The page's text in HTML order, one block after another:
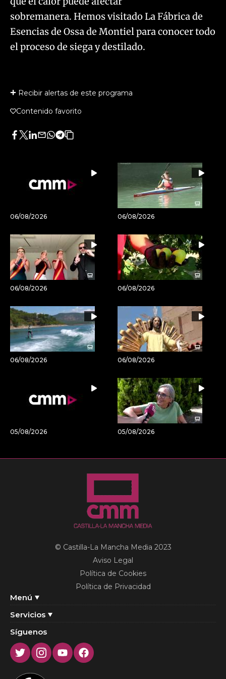
sobremanera. Hemos visitado La Fábrica de
Esencias de Ossa de Montiel para conocer todo
el proceso de siega y destilado.
Recibir alertas de este programa
Contenido favorito
Facebook
Twitter
LinkedIn
Enviar
Whatsapp
Telegram
Copiar
06/08/2026 06/08/2026
06/08/2026 06/08/2026
06/08/2026 06/08/2026
05/08/2026 05/08/2026
Menú
Servicios
© Castilla-La Mancha Media 2023
Aviso Legal
Política de Cookies
Política de Privacidad
Síguenos
TwitterInstagram
YoutubeFacebook